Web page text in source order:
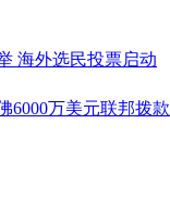
海外选民投票启动
6000万美元联邦拨款